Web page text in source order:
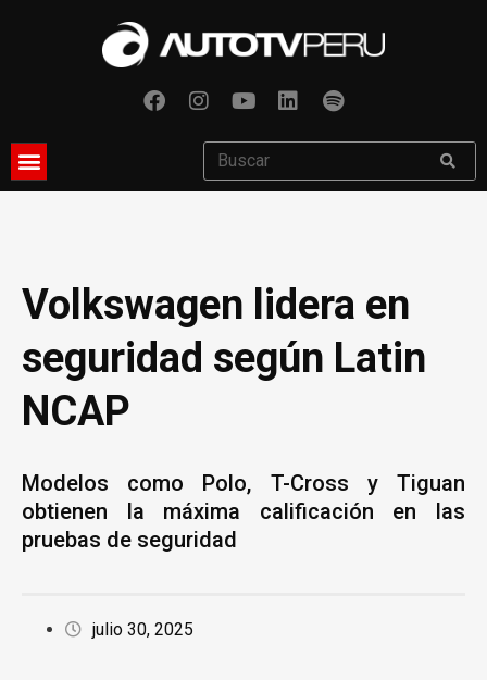
Volkswagen lidera en
seguridad según Latin
NCAP
Modelos como Polo, T-Cross y Tiguan
obtienen la máxima calificación en las
pruebas de seguridad
julio 30, 2025